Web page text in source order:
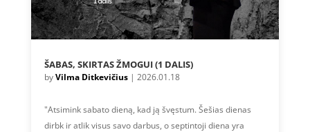
ŠABAS, SKIRTAS ŽMOGUI (1 DALIS)
byVilma Ditkevičius| 2026.01.18
"Atsimink sabato dieną, kad ją švęstum. Šešias dienas
dirbk ir atlik visus savo darbus, o septintoji diena yra